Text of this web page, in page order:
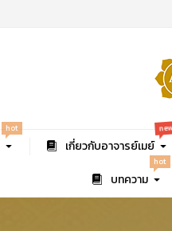
hot
เกี่ยวกับอาจารย์เมย์
new
บทความ
hot